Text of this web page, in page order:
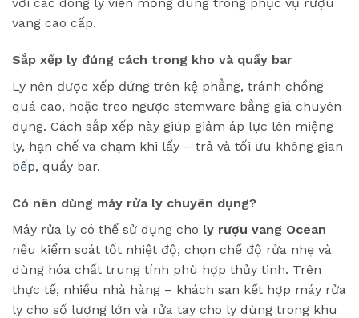
vang cao cấp.
Sắp xếp ly đúng cách trong kho và quầy bar
Ly nên được xếp đứng trên kệ phẳng, tránh chồng
quá cao, hoặc treo ngược stemware bằng giá chuyên
dụng. Cách sắp xếp này giúp giảm áp lực lên miệng
ly, hạn chế va chạm khi lấy – trả và tối ưu không gian
bếp, quầy bar.
Có nên dùng máy rửa ly chuyên dụng?
Máy rửa ly có thể sử dụng cho ly rượu vang Ocean
nếu kiểm soát tốt nhiệt độ, chọn chế độ rửa nhẹ và
dùng hóa chất trung tính phù hợp thủy tinh. Trên
thực tế, nhiều nhà hàng – khách sạn kết hợp máy rửa
ly cho số lượng lớn và rửa tay cho ly dùng trong khu